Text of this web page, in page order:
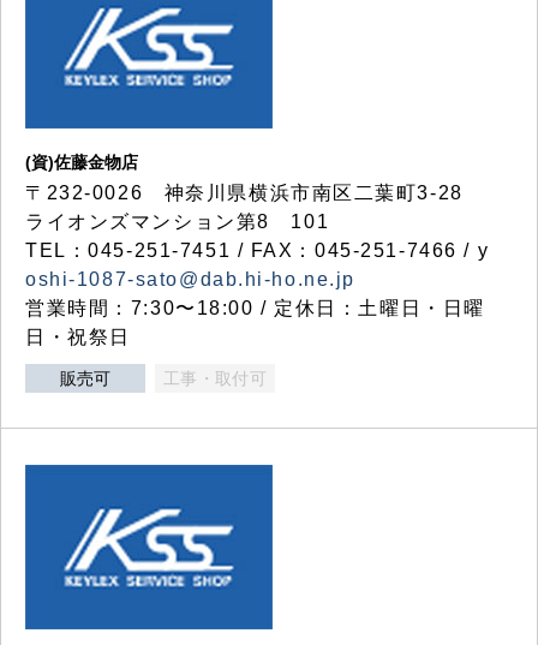
(資)佐藤金物店
〒232-0026 神奈川県横浜市南区二葉町3-28
ライオンズマンション第8 101
TEL：045-251-7451 / FAX：045-251-7466 / y
oshi-1087-sato@dab.hi-ho.ne.jp
営業時間：7:30〜18:00 / 定休日：土曜日・日曜
日・祝祭日
販売可 工事・取付可